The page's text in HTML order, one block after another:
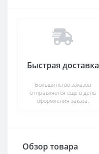
Быстрая доставка
Большинство заказов
отправляется еще в день
оформления заказа.
Обзор товара